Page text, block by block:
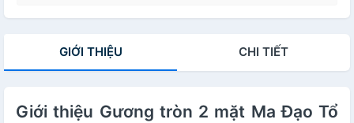
GIỚI THIỆU CHI TIẾT
Giới thiệu Gương tròn 2 mặt Ma Đạo Tổ